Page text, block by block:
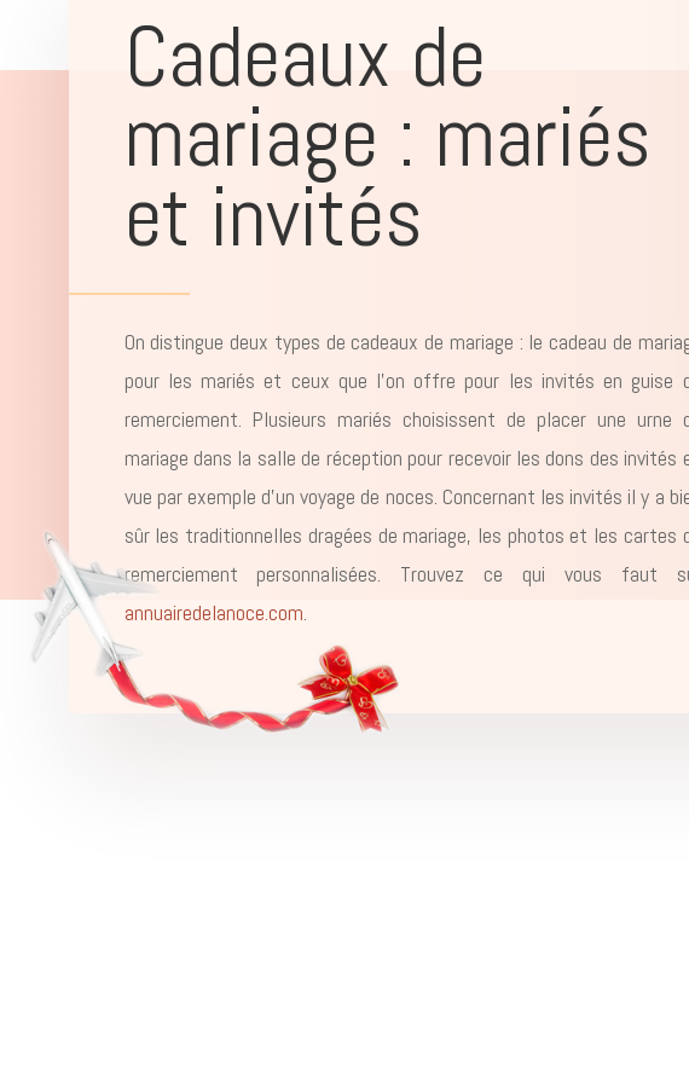
Cadeaux de
mariage : mariés
et invités
On distingue deux types de cadeaux de mariage : le cadeau de
pour les mariés et ceux que l’on offre pour les invités en guise
remerciement. Plusieurs mariés choisissent de placer une urne
mariage dans la salle de réception pour recevoir les dons des invités
vue par exemple d’un voyage de noces. Concernant les invités il y a
sûr les traditionnelles dragées de mariage, les photos et les cartes
remerciement personnalisées. Trouvez ce qui vous faut
annuairedelanoce.com.